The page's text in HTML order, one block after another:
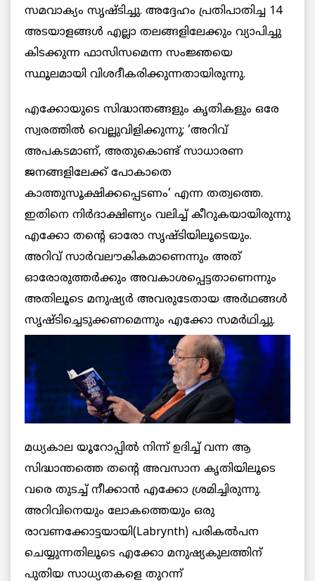
സമവാക്യം സൃഷ്ടിച്ചു. അദ്ദേഹം പ്രതിപാതിച്ച 14
അടയാളങ്ങള്‍ എല്ലാ തലങ്ങളിലേക്കും വ്യാപിച്ചു
കിടക്കുന്ന ഫാസിസമെന്ന സംജ്ഞയെ
സ്ഥൂലമായി വിശദീകരിക്കുന്നതായിരുന്നു.
എക്കോയുടെ സിദ്ധാന്തങ്ങളും കൃതികളും ഒരേ
സ്വരത്തില്‍ വെല്ലുവിളിക്കുന്നു; ‘അറിവ്
അപകടമാണ്, അതുകൊണ്ട് സാധാരണ
ജനങ്ങളിലേക്ക് പോകാതെ
കാത്തുസൂക്ഷിക്കപ്പെടണം’ എന്ന തത്വത്തെ.
ഇതിനെ നിര്‍ദാക്ഷിണ്യം വലിച്ച് കീറുകയായിരുന്നു
എക്കോ തന്റെ ഓരോ സൃഷ്ടിയിലൂടെയും.
അറിവ് സാര്‍വലൗകികമാണെന്നും അത്
ഓരോരുത്തര്‍ക്കും അവകാശപ്പെട്ടതാണെന്നും
അതിലൂടെ മനുഷ്യര്‍ അവരുടേതായ അര്‍ഥങ്ങള്‍
സൃഷ്ടിച്ചെടുക്കണമെന്നും എക്കോ സമര്‍ഥിച്ചു.
മധ്യകാല യൂറോപ്പില്‍ നിന്ന് ഉദിച്ച് വന്ന ആ
സിദ്ധാന്തത്തെ തന്റെ അവസാന കൃതിയിലൂടെ
വരെ തുടച്ച് നീക്കാന്‍ എക്കോ ശ്രമിച്ചിരുന്നു.
അറിവിനെയും ലോകത്തെയും ഒരു
രാവണക്കോട്ടയായി(Labrynth) പരികല്‍പന
ചെയ്യുന്നതിലൂടെ എക്കോ മനുഷ്യകുലത്തിന്
പുതിയ സാധ്യതകളെ തുറന്ന്